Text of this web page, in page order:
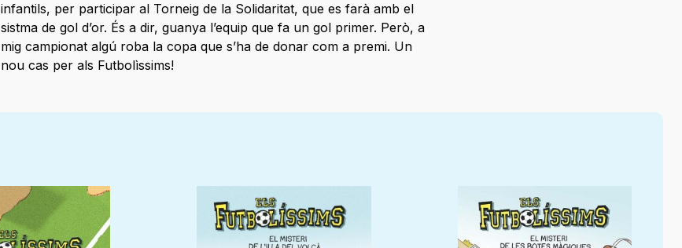
infantils, per participar al Torneig de la Solidaritat, que es farà amb el
sistma de gol d’or. És a dir, guanya l’equip que fa un gol primer. Però, a
mig campionat algú roba la copa que s’ha de donar com a premi. Un
nou cas per als Futbolìssims!